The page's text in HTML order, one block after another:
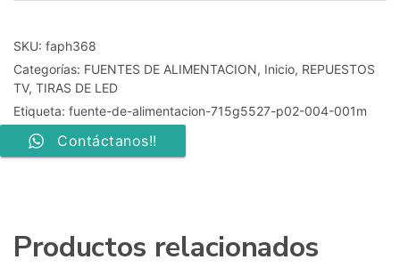
p02-
001m
cantidad
SKU: faph368
Categorías: FUENTES DE ALIMENTACION, Inicio, REPUESTOS
TV, TIRAS DE LED
Etiqueta: fuente-de-alimentacion-715g5527-p02-004-001m
Contáctanos!!
Productos relacionados